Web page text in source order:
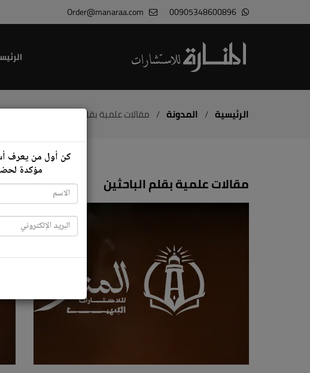
00905348600896
Order@manaraa.com
الرئيسية / المدونة / مقالات علمية بقلم الباحثين
مقالات علمية بقلم الباحثين
كن أول من يعرف
مؤكدة